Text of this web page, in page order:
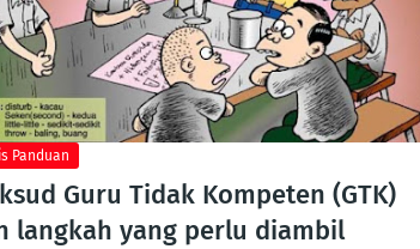
Panduan
Guru Tidak Kompeten (GTK)
langkah yang perlu diambil